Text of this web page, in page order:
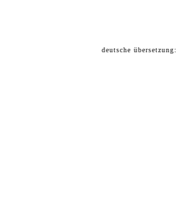
deutsche übersetzung: